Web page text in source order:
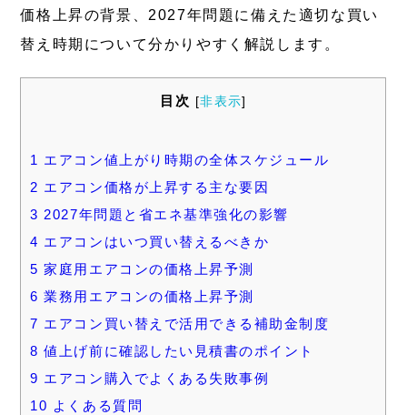
価格上昇の背景、2027年問題に備えた適切な買い
替え時期について分かりやすく解説します。
目次 [非表示]
1 エアコン値上がり時期の全体スケジュール
2 エアコン価格が上昇する主な要因
3 2027年問題と省エネ基準強化の影響
4 エアコンはいつ買い替えるべきか
5 家庭用エアコンの価格上昇予測
6 業務用エアコンの価格上昇予測
7 エアコン買い替えで活用できる補助金制度
8 値上げ前に確認したい見積書のポイント
9 エアコン購入でよくある失敗事例
10 よくある質問